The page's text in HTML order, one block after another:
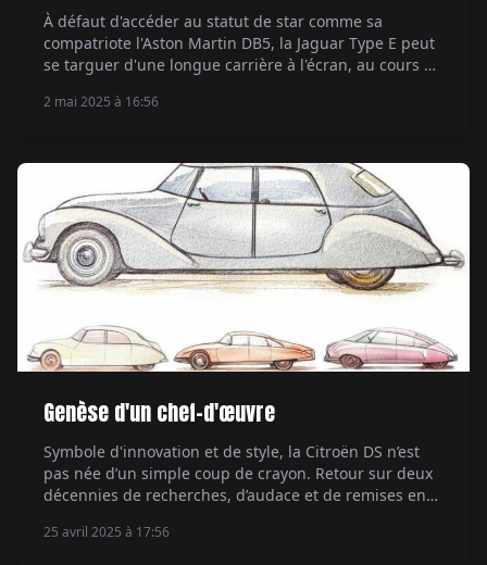
À défaut d'accéder au statut de star comme sa
compatriote l'Aston Martin DB5, la Jaguar Type E peut
se targuer d'une longue carrière à l'écran, au cours de
Jean-François Rivière.
2 mai 2025 à 16:56
Genèse d'un chef-d'œuvre
Symbole d'innovation et de style, la Citroën DS n’est
pas née d’un simple coup de crayon. Retour sur deux
décennies de recherches, d’audace et de remises en
25 avril 2025 à 17:56